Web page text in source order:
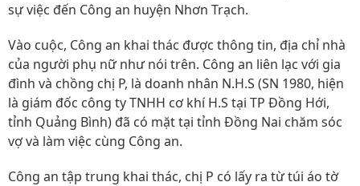
sự việc đến Công an huyện Nhơn Trạch.
Vào cuộc, Công an khai thác được thông tin, địa chỉ nhà
của người phụ nữ như nói trên. Công an liên lạc với gia
đình và chồng chị P, là doanh nhân N.H.S (SN 1980, hiện
là giám đốc công ty TNHH cơ khí H.S tại TP Đồng Hới,
tỉnh Quảng Bình) đã có mặt tại tỉnh Đồng Nai chăm sóc
vợ và làm việc cùng Công an.
Công an tập trung khai thác, chị P có lấy ra từ túi áo tờ